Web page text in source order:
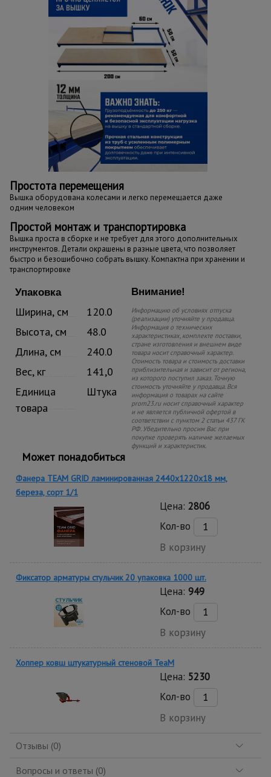
Простота перемещения
Вышка оборудована колесами и легко перемещается даже
одним человеком
Простой монтаж и транспортировка
Вышка проста в сборке и не требует для этого дополнительных
инструментов. Детали окрашены в разные цвета, что позволяет
быстро и безошибочно собрать вышку. Компактна при хранении и
транспортировке
Упаковка
Ширина, см
120.0
Высота, см
48.0
Длина, см
240.0
Вес, кг
141,0
Единица
товара
Штука
Внимание!
Информацию об условиях отпуска
(реализации) уточняйте у продавца.
Информация о технических
характеристиках, комплекте поставки,
стране изготовления и внешнем виде
товара носит справочный характер.
Стоимость товара и стоимость доставки
приблизительная и зависит от региона,
из которого поступил заказ. Точную
стоимость уточняйте у продавца. Вся
информация о товарах на сайте
prom23.ru носит справочный характер
и не является публичной офертой в
соответствии с пунктом 2 статьи 437 ГК
РФ. Убедительно просим Вас при
покупке проверять наличие желаемых
функций и характеристик.
Может понадобиться
Фанера TEAM GRID ламинированная 2440х1220х18 мм,
береза, сорт 1/1
Цена: 2806
Кол-во
В корзину
Фиксатор арматуры стульчик 20 упаковка 1000 шт.
Цена: 949
Кол-во
В корзину
Хоппер ковш штукатурный стеновой TeaM
Цена: 5230
Кол-во
В корзину
Отзывы (0)
Вопросы и ответы (0)